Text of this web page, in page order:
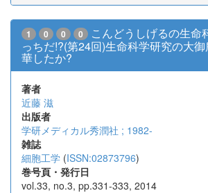
1 0 0 0
こんどうしげるの生命
っちだ!?(第24回)生命科学研究の大
華したか?
著者
近藤 滋
出版者
学研メディカル秀潤社 ; 1982-
雑誌
細胞工学 (ISSN:02873796)
巻号頁・発行日
vol.33, no.3, pp.331-333, 2014